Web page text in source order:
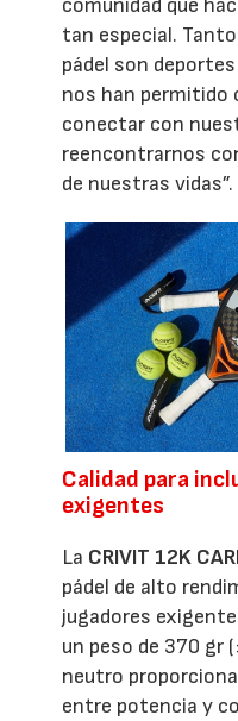
comunidad que
tan especial.
pádel son
nos han
conectar con
reencontrarnos
de nuestras vidas”.
Calidad para
exigentes
La CRIVIT 12K
pádel de alto
jugadores
un peso de 370 gr
neutro
entre potencia y